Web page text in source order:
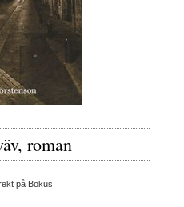
roman
på Bokus